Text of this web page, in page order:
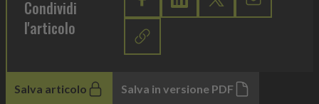
Condividi
l'articolo
Salva articolo Salva in versione PDF